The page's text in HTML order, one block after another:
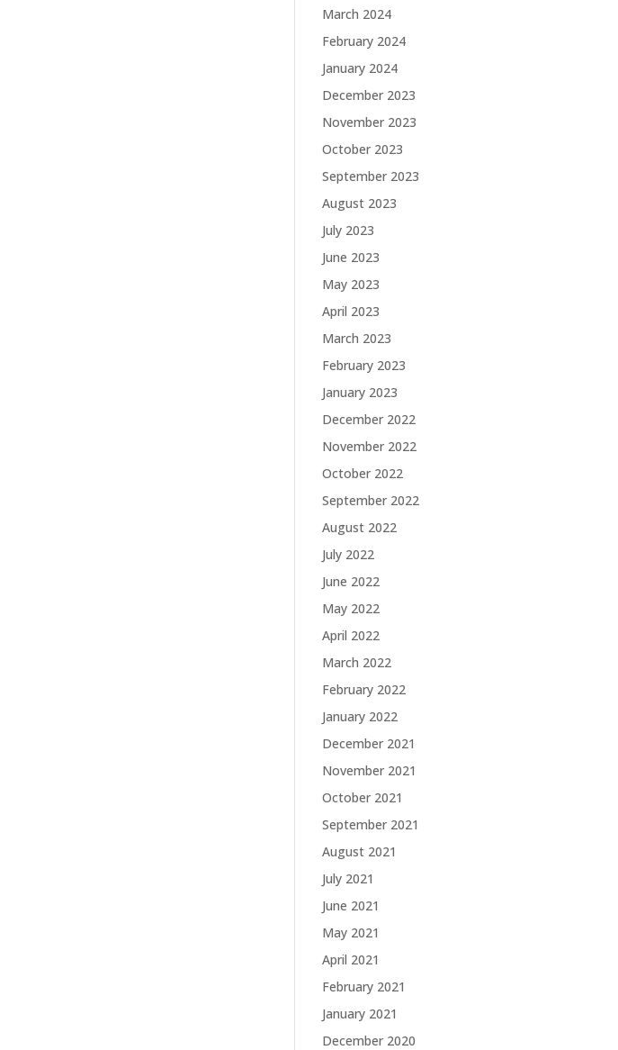
March 2024
February 2024
January 2024
December 2023
November 2023
October 2023
September 2023
August 2023
July 2023
June 2023
May 2023
April 2023
March 2023
February 2023
January 2023
December 2022
November 2022
October 2022
September 2022
August 2022
July 2022
June 2022
May 2022
April 2022
March 2022
February 2022
January 2022
December 2021
November 2021
October 2021
September 2021
August 2021
July 2021
June 2021
May 2021
April 2021
February 2021
January 2021
December 2020